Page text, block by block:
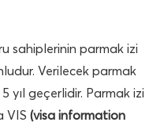
sahiplerinin parmak izi
Verilecek parmak
yıl geçerlidir. Parmak izi
VIS (visa information